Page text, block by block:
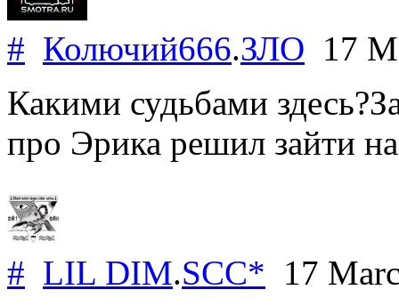
# Колючий666.ЗЛО 17
Какими судьбами
про Эрика решил зайти
# LIL DIM.SCC* 17